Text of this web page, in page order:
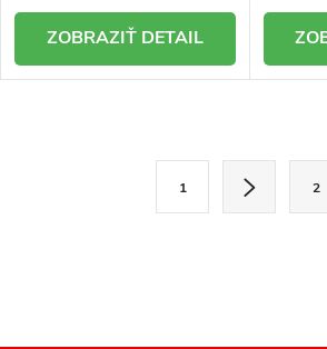
DETAIL
i
1 2